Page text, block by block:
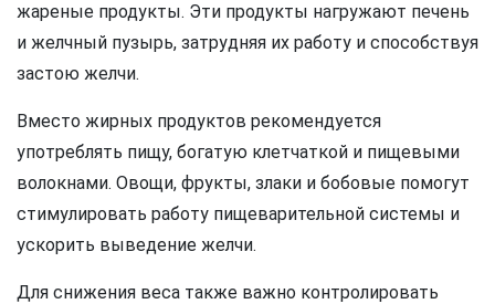
жареные продукты. Эти продукты нагружают печень
и желчный пузырь, затрудняя их работу и способствуя
застою желчи.
Вместо жирных продуктов рекомендуется
употреблять пищу, богатую клетчаткой и пищевыми
волокнами. Овощи, фрукты, злаки и бобовые помогут
стимулировать работу пищеварительной системы и
ускорить выведение желчи.
Для снижения веса также важно контролировать